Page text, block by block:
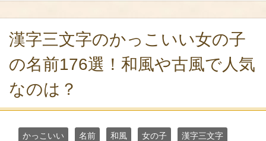
漢字三文字のかっこいい女の子
の名前176選！和風や古風で人気
なのは？
かっこいい 名前 和風 女の子 漢字三文字